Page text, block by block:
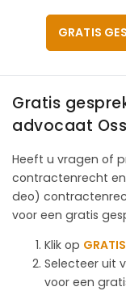
GRATIS
Gratis
advocaat Oss
Heeft u vragen of
contractenrecht en
deo)
voor een gratis
Klik op
Selecteer uit
voor een